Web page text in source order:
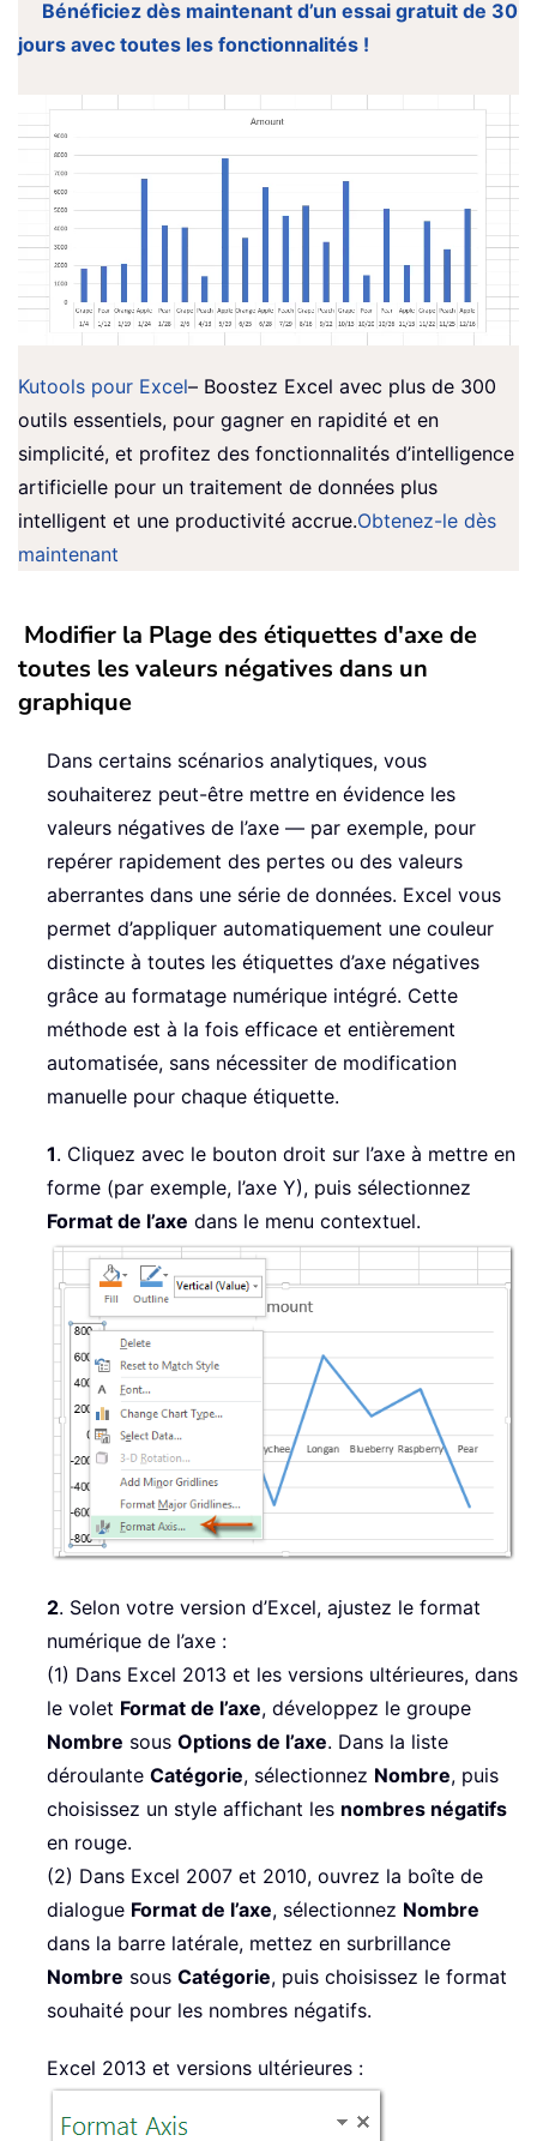
Bénéficiez dès maintenant d’un essai gratuit de 30
jours avec toutes les fonctionnalités !
Kutools pour Excel– Boostez Excel avec plus de 300
outils essentiels, pour gagner en rapidité et en
simplicité, et profitez des fonctionnalités d’intelligence
artificielle pour un traitement de données plus
intelligent et une productivité accrue.Obtenez-le dès
maintenant
Modifier la Plage des étiquettes d'axe de
toutes les valeurs négatives dans un
graphique
Dans certains scénarios analytiques, vous
souhaiterez peut-être mettre en évidence les
valeurs négatives de l’axe — par exemple, pour
repérer rapidement des pertes ou des valeurs
aberrantes dans une série de données. Excel vous
permet d’appliquer automatiquement une couleur
distincte à toutes les étiquettes d’axe négatives
grâce au formatage numérique intégré. Cette
méthode est à la fois efficace et entièrement
automatisée, sans nécessiter de modification
manuelle pour chaque étiquette.
1. Cliquez avec le bouton droit sur l’axe à mettre en
forme (par exemple, l’axe Y), puis sélectionnez
Format de l’axe dans le menu contextuel.
2. Selon votre version d’Excel, ajustez le format
numérique de l’axe :
(1) Dans Excel 2013 et les versions ultérieures, dans
le volet Format de l’axe, développez le groupe
Nombre sous Options de l’axe. Dans la liste
déroulante Catégorie, sélectionnez Nombre, puis
choisissez un style affichant les nombres négatifs
en rouge.
(2) Dans Excel 2007 et 2010, ouvrez la boîte de
dialogue Format de l’axe, sélectionnez Nombre
dans la barre latérale, mettez en surbrillance
Nombre sous Catégorie, puis choisissez le format
souhaité pour les nombres négatifs.
Excel 2013 et versions ultérieures :